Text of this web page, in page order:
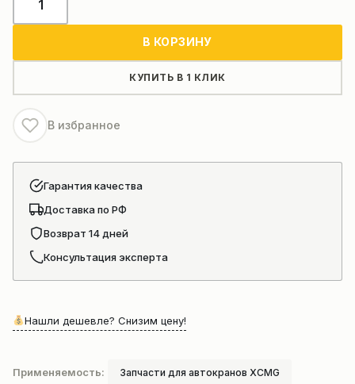
товара
для
каната
автокрана
В КОРЗИНУ
КУПИТЬ В 1 КЛИК
В избранное
Гарантия качества
Доставка по РФ
Возврат 14 дней
Консультация эксперта
Нашли дешевле? Снизим цену!
Применяемость: Запчасти для автокранов XCMG